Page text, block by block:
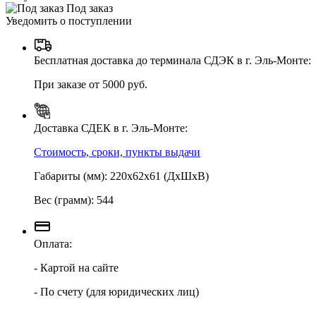
Под заказ
Уведомить о поступлении
Бесплатная доставка до терминала СДЭК в г. Эль-Монте:
При заказе от 5000 руб.
Доставка СДЕК в г. Эль-Монте:
Стоимость, сроки, пункты выдачи
Габариты (мм): 220х62х61 (ДхШхВ)
Вес (грамм): 544
Оплата:
- Картой на сайте
- По счету (для юридических лиц)